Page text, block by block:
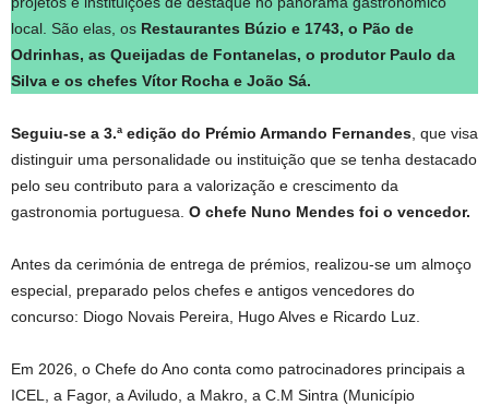
local. São elas, os Restaurantes Búzio e 1743, o Pão de
Odrinhas, as Queijadas de Fontanelas, o produtor Paulo da
Silva e os chefes Vítor Rocha e João Sá.
Seguiu-se a 3.ª edição do Prémio Armando Fernandes , que visa
distinguir uma personalidade ou instituição que se tenha destacado
pelo seu contributo para a valorização e crescimento da
gastronomia portuguesa. O chefe Nuno Mendes foi o vencedor.
Antes da cerimónia de entrega de prémios, realizou-se um almoço
especial, preparado pelos chefes e antigos vencedores do
concurso: Diogo Novais Pereira, Hugo Alves e Ricardo Luz.
Em 2026, o Chefe do Ano conta como patrocinadores principais a
ICEL, a Fagor, a Aviludo, a Makro, a C.M Sintra (Município